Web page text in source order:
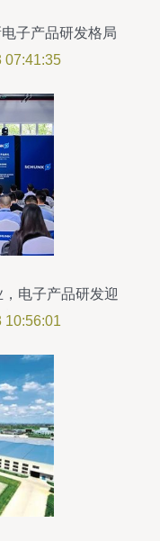
子产品研发格局
07:41:35
电子产品研发迎
10:56:01